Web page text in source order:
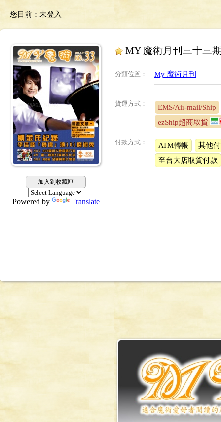
您目前： 未登入
加入到收藏匣
Powered by Translate
MY 魔術月刊三十三
分類位置 ： My 魔術月刊
貨運方式：
EMS/Air-mail/Ship
ezShip超商取貨
付款方式： ATM轉帳
其他
至台大店取貨付款